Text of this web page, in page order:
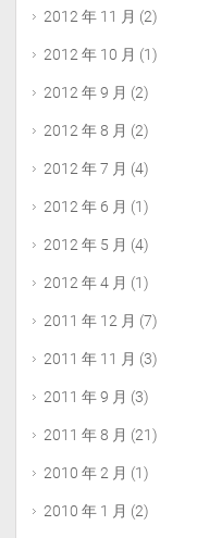
2012 年 11 月 (2)
2012 年 10 月 (1)
2012 年 9 月 (2)
2012 年 8 月 (2)
2012 年 7 月 (4)
2012 年 6 月 (1)
2012 年 5 月 (4)
2012 年 4 月 (1)
2011 年 12 月 (7)
2011 年 11 月 (3)
2011 年 9 月 (3)
2011 年 8 月 (21)
2010 年 2 月 (1)
2010 年 1 月 (2)